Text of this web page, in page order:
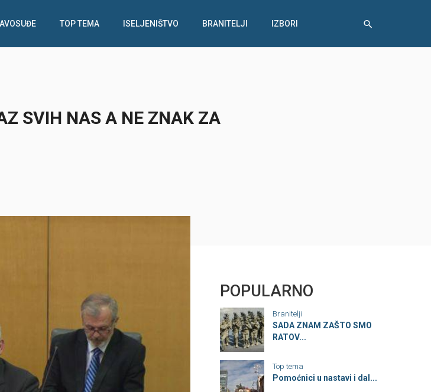
TOP TEMA ISELJENIŠTVO BRANITELJI IZBORI
SVIH NAS A NE ZNAK ZA
POPULARNO
Branitelji
SADA ZNAM ZAŠTO SMO
RATOV...
Top tema
Pomoćnici u nastavi i dal...